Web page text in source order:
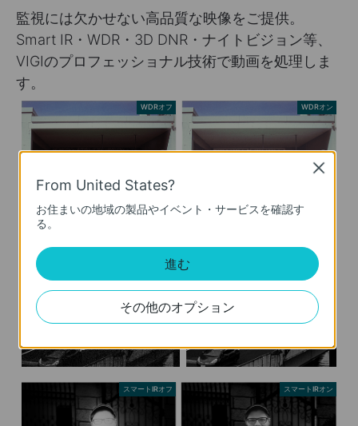
監視には欠かせない高品質な映像をご提供。
Smart IR・WDR・3D DNR・ナイトビジョン等、
VIGIのプロフェッショナル技術で動画を処理しま
す。
WDRオフ WDRオン
3D DNRオフ 3D DNRオン
スマートIRオフ スマートIRオン
From United States?
お住まいの地域の製品やイベント・サービスを確認す
る。
進む
その他のオプション
Close